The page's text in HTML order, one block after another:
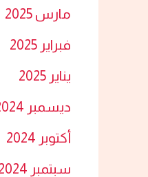
مارس 2025
فبراير 2025
يناير 2025
ديسمبر 2024
أكتوبر 2024
سبتمبر 2024